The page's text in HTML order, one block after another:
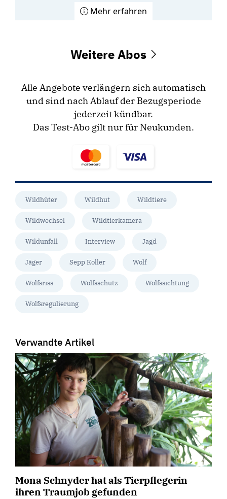
Mehr erfahren
Weitere Abos
Alle Angebote verlängern sich automatisch
und sind nach Ablauf der Bezugsperiode
jederzeit kündbar.
Das Test-Abo gilt nur für Neukunden.
Wildhüter Wildhut Wildtiere
Wildwechsel Wildtierkamera
Wildunfall Interview Jagd
Jäger Sepp Koller Wolf
Wolfsriss Wolfsschutz Wolfssichtung
Wolfsregulierung
Verwandte Artikel
Mona Schnyder hat als Tierpflegerin
ihren Traumjob gefunden